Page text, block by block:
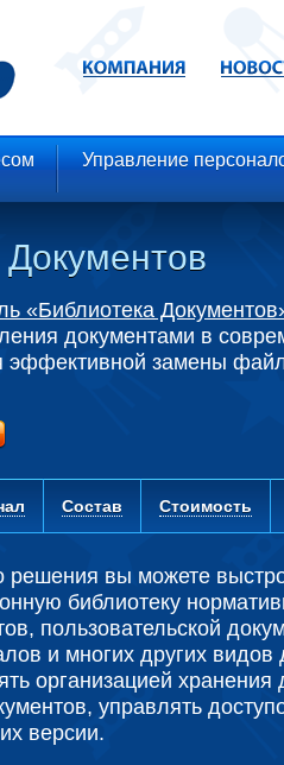
Управление
«Библиотека
документами в
эффективной замены
Состав Стоимость
вы можете
библиотеку
пользовательской
и многих других видов
организацией хранения
управлять
версии.